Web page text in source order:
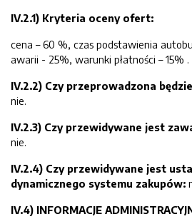
IV.2.1) Kryteria oceny ofert:
cena – 60 %, czas podstawienia
awarii - 25%, warunki płatności – 15% .
IV.2.2) Czy przeprowadzona
nie.
IV.2.3) Czy przewidywane jest
nie.
IV.2.4) Czy przewidywane jest
dynamicznego systemu zakupów:
IV.4) INFORMACJE